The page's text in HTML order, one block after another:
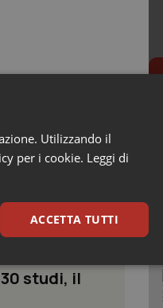
studi, il
Utilizzando il
per i cookie. Leggi di
ACCETTA TUTTI
Marketing